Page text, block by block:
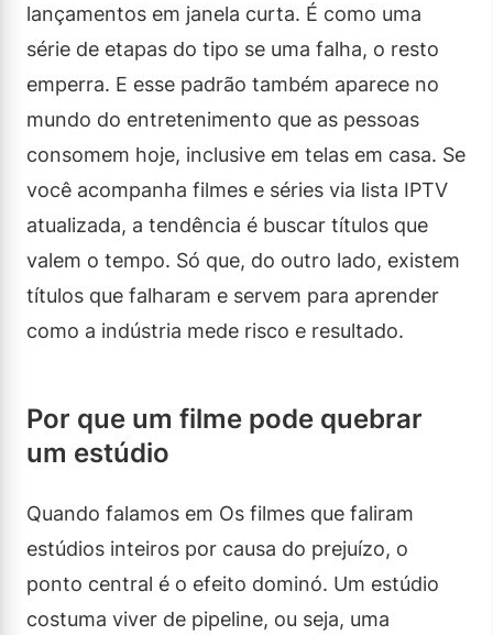
lançamentos em janela curta. É como uma
série de etapas do tipo se uma falha, o resto
emperra. E esse padrão também aparece no
mundo do entretenimento que as pessoas
consomem hoje, inclusive em telas em casa. Se
você acompanha filmes e séries via lista IPTV
atualizada, a tendência é buscar títulos que
valem o tempo. Só que, do outro lado, existem
títulos que falharam e servem para aprender
como a indústria mede risco e resultado.
Por que um filme pode quebrar
um estúdio
Quando falamos em Os filmes que faliram
estúdios inteiros por causa do prejuízo, o
ponto central é o efeito dominó. Um estúdio
costuma viver de pipeline, ou seja, uma